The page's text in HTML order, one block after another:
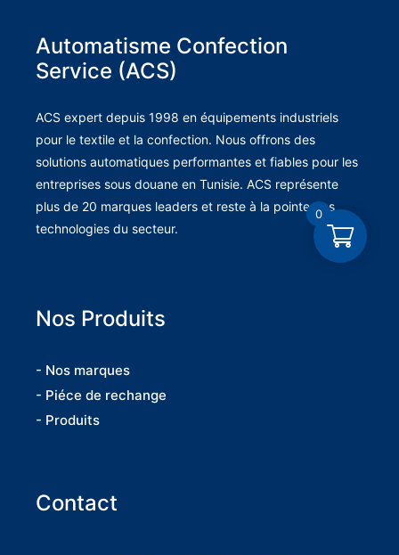
Automatisme Confection
Service (ACS)
ACS expert depuis 1998 en équipements industriels
pour le textile et la confection. Nous offrons des
solutions automatiques performantes et fiables pour les
entreprises sous douane en Tunisie. ACS représente
plus de 20 marques leaders et reste à la pointe des
technologies du secteur.
Nos Produits
- Nos marques
- Piéce de rechange
- Produits
Contact
0